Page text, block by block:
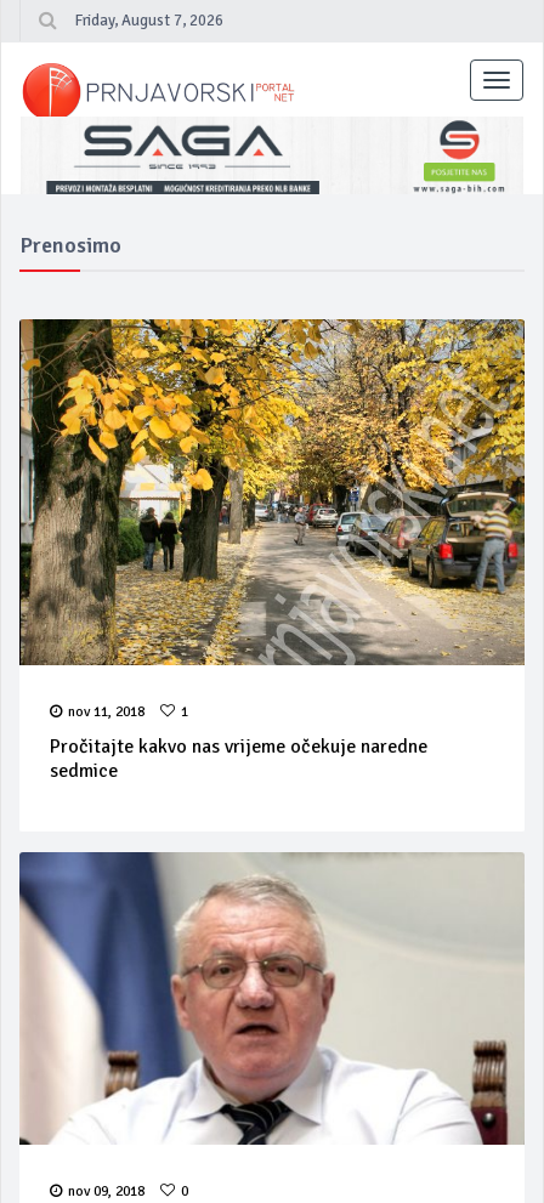
Friday, August 7, 2026
Prenosimo
nov 11, 2018 1
Pročitajte kakvo nas vrijeme očekuje naredne
sedmice
nov 09, 2018 0